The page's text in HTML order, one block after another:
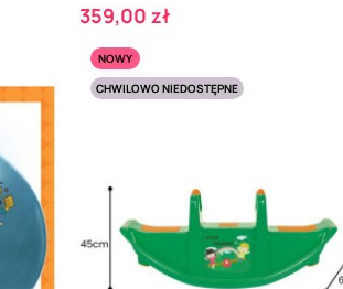
Cena
359,00 zł
NOWY
CHWILOWO NIEDOSTĘPNE